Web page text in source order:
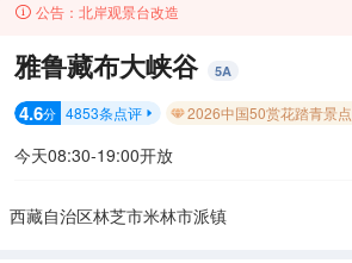
 公告： 北岸观景台改造
雅鲁藏布大峡谷 5A
4.6分 4853条点评  2026中国50赏花踏青景点
今天08:30-19:00开放
西藏自治区林芝市米林市派镇